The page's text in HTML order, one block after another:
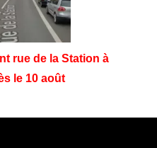
rue de la Station à
le 10 août